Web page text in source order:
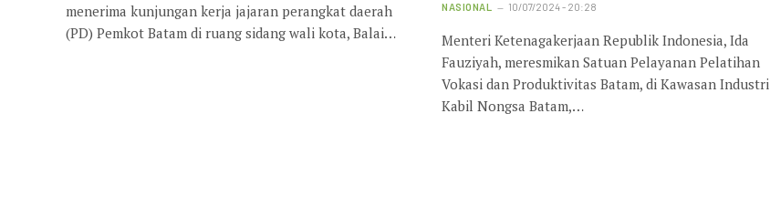
menerima kunjungan kerja jajaran perangkat daerah
(PD) Pemkot Batam di ruang sidang wali kota, Balai…
NASIONAL 10/07/2024 - 20:28
Menteri Ketenagakerjaan Republik Indonesia, Ida
Fauziyah, meresmikan Satuan Pelayanan Pelatihan
Vokasi dan Produktivitas Batam, di Kawasan Industri
Kabil Nongsa Batam,…